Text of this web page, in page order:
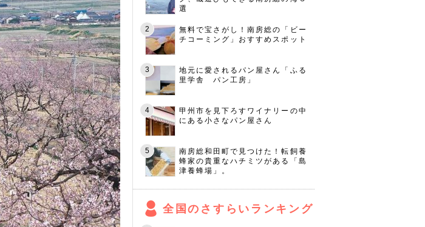
選
無料で宝さがし！南房総の「ビー
チコーミング」おすすめスポット
地元に愛されるパン屋さん「ふる
里学舎 パン工房」
甲州市を見下ろすワイナリーの中
にある小さなパン屋さん
南房総和田町で見つけた！転飼養
蜂家の貴重なハチミツがある「島
津養蜂場」。
全国のさすらいランキング